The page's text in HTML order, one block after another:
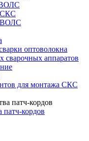
ВОЛС
СКС
ВОЛС
оптоволокна
сварочных аппаратов
для монтажа СКС
патч-кордов